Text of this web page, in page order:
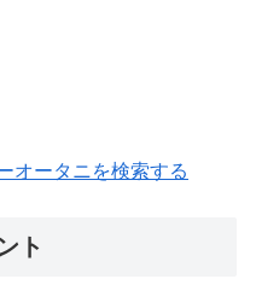
オータニを検索する
ト